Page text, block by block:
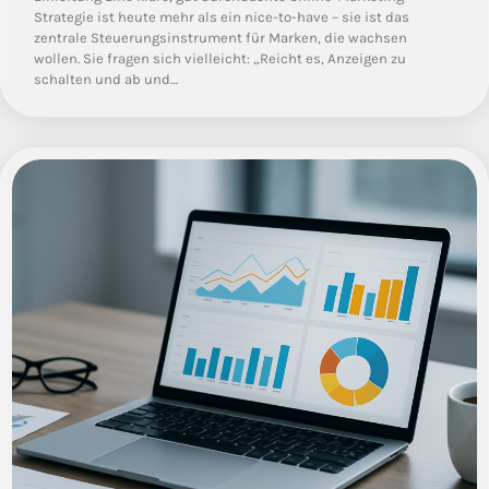
Strategie ist heute mehr als ein nice-to-have – sie ist das
zentrale Steuerungsinstrument für Marken, die wachsen
wollen. Sie fragen sich vielleicht: „Reicht es, Anzeigen zu
schalten und ab und…